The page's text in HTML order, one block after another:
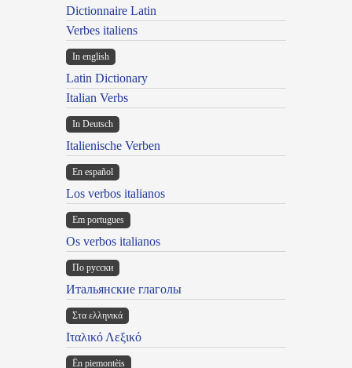
Dictionnaire Latin
Verbes italiens
In english
Latin Dictionary
Italian Verbs
In Deutsch
Italienische Verben
En español
Los verbos italianos
Em portugues
Os verbos italianos
По русски
Итальянские глаголы
Στα ελληνικά
Ιταλικό Λεξικό
Ën piemontèis